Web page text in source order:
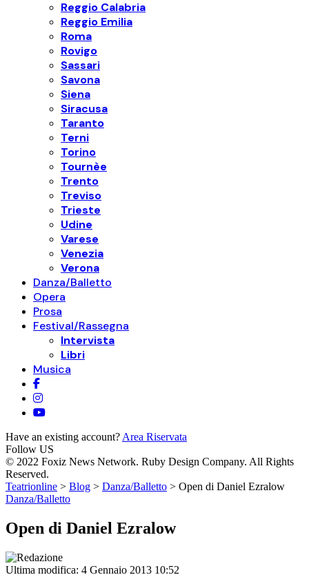
Reggio Calabria
Reggio Emilia
Roma
Rovigo
Sassari
Savona
Siena
Siracusa
Taranto
Terni
Torino
Tournèe
Trento
Treviso
Trieste
Udine
Varese
Venezia
Verona
Danza/Balletto
Opera
Prosa
Festival/Rassegna
Intervista
Libri
Musica
Have an existing account? Area Riservata
Follow US
© 2022 Foxiz News Network. Ruby Design Company. All Rights
Reserved.
Teatrionline > Blog > Danza/Balletto > Open di Daniel Ezralow
Danza/Balletto
Open di Daniel Ezralow
Ultima modifica: 4 Gennaio 2013 10:52